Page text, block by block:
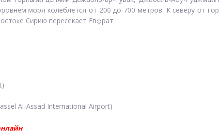
моря колеблется от 200 до 700 метров. К северу от гор
Сирию пересекает Евфрат.
Al-Assad International Airport)